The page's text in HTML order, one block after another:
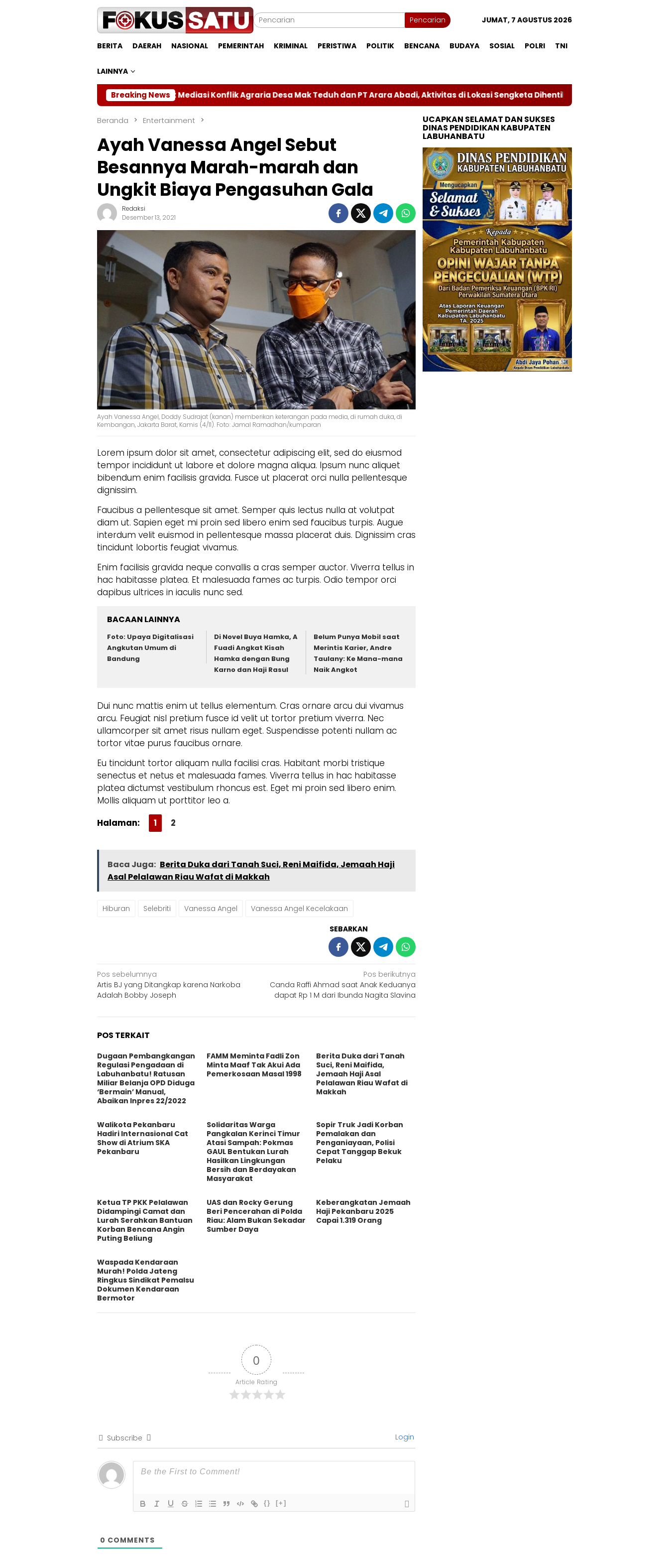
Pencarian JUMAT, 7 AGUSTUS 2026
BERITA DAERAH NASIONAL PEMERINTAH KRIMINAL PERISTIWA POLITIK BENCANA BUDAYA SOSIAL POLRI TNI
LAINNYA
Breaking News
Bupati Pimpin Rapat Mediasi Konflik Agraria Desa Mak Teduh dan PT Arara Abadi, Aktivitas di Lokasi Sengketa Dihentikan Sementara
Beranda Entertainment
Ayah Vanessa Angel Sebut
Besannya Marah-marah dan
Ungkit Biaya Pengasuhan Gala
Redaksi
Desember 13, 2021
Ayah Vanessa Angel, Doddy Sudrajat (kanan) memberikan keterangan pada media, di rumah duka, di
Kembangan, Jakarta Barat, Kamis (4/11). Foto: Jamal Ramadhan/kumparan
Lorem ipsum dolor sit amet, consectetur adipiscing elit, sed do eiusmod
tempor incididunt ut labore et dolore magna aliqua. Ipsum nunc aliquet
bibendum enim facilisis gravida. Fusce ut placerat orci nulla pellentesque
dignissim.
Faucibus a pellentesque sit amet. Semper quis lectus nulla at volutpat
diam ut. Sapien eget mi proin sed libero enim sed faucibus turpis. Augue
interdum velit euismod in pellentesque massa placerat duis. Dignissim cras
tincidunt lobortis feugiat vivamus.
Enim facilisis gravida neque convallis a cras semper auctor. Viverra tellus in
hac habitasse platea. Et malesuada fames ac turpis. Odio tempor orci
dapibus ultrices in iaculis nunc sed.
BACAAN LAINNYA
Foto: Upaya Digitalisasi
Angkutan Umum di
Bandung
Di Novel Buya Hamka, A
Fuadi Angkat Kisah
Hamka dengan Bung
Karno dan Haji Rasul
Belum Punya Mobil saat
Merintis Karier, Andre
Taulany: Ke Mana-mana
Naik Angkot
Dui nunc mattis enim ut tellus elementum. Cras ornare arcu dui vivamus
arcu. Feugiat nisl pretium fusce id velit ut tortor pretium viverra. Nec
ullamcorper sit amet risus nullam eget. Suspendisse potenti nullam ac
tortor vitae purus faucibus ornare.
Eu tincidunt tortor aliquam nulla facilisi cras. Habitant morbi tristique
senectus et netus et malesuada fames. Viverra tellus in hac habitasse
platea dictumst vestibulum rhoncus est. Eget mi proin sed libero enim.
Mollis aliquam ut porttitor leo a.
Halaman:
1 2
Baca Juga: Berita Duka dari Tanah Suci, Reni Maifida, Jemaah Haji
Asal Pelalawan Riau Wafat di Makkah
Hiburan Selebriti Vanessa Angel Vanessa Angel Kecelakaan
SEBARKAN
Navigasi
pos
Pos sebelumnya
Artis BJ yang Ditangkap karena Narkoba
Adalah Bobby Joseph
Pos berikutnya
Canda Raffi Ahmad saat Anak Keduanya
dapat Rp 1 M dari Ibunda Nagita Slavina
POS TERKAIT
Dugaan Pembangkangan
Regulasi Pengadaan di
Labuhanbatu! Ratusan
Miliar Belanja OPD Diduga
‘Bermain’ Manual,
Abaikan Inpres 22/2022
FAMM Meminta Fadli Zon
Minta Maaf Tak Akui Ada
Pemerkosaan Masal 1998
Berita Duka dari Tanah
Suci, Reni Maifida,
Jemaah Haji Asal
Pelalawan Riau Wafat di
Makkah
Walikota Pekanbaru
Hadiri Internasional Cat
Show di Atrium SKA
Pekanbaru
Solidaritas Warga
Pangkalan Kerinci Timur
Atasi Sampah: Pokmas
GAUL Bentukan Lurah
Hasilkan Lingkungan
Bersih dan Berdayakan
Masyarakat
Sopir Truk Jadi Korban
Pemalakan dan
Penganiayaan, Polisi
Cepat Tanggap Bekuk
Pelaku
Ketua TP PKK Pelalawan
Didampingi Camat dan
Lurah Serahkan Bantuan
Korban Bencana Angin
Puting Beliung
UAS dan Rocky Gerung
Beri Pencerahan di Polda
Riau: Alam Bukan Sekadar
Sumber Daya
Keberangkatan Jemaah
Haji Pekanbaru 2025
Capai 1.319 Orang
Waspada Kendaraan
Murah! Polda Jateng
Ringkus Sindikat Pemalsu
Dokumen Kendaraan
Bermotor
0
Article Rating
Subscribe Login
{} [+]
0 COMMENTS
UCAPKAN SELAMAT DAN SUKSES
DINAS PENDIDIKAN KABUPATEN
LABUHANBATU